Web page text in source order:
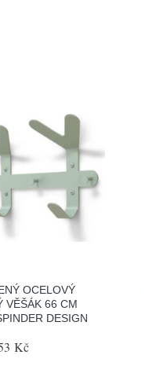
OCELOVÝ
VĚŠÁK 66 CM
DESIGN
Kč